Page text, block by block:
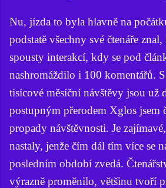
Nu, jízda to byla hlavně na
podstatě všechny své čtenáře
spousty interakcí, kdy se pod
nashromáždilo i 100 komentářů.
tisícové měsíční návštěvy jsou už
postupným přerodem Xglos jsem
propady návštěvnosti. Je
nastaly, jenže čím dál tím více se
posledním období zvedá.
výrazně proměnilo, většinu tvoří